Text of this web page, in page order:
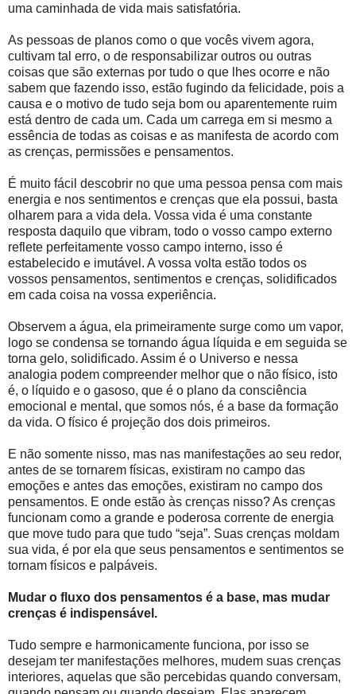
uma caminhada de vida mais satisfatória.
As pessoas de planos como o que vocês vivem agora,
cultivam tal erro, o de responsabilizar outros ou outras
coisas que são externas por tudo o que lhes ocorre e não
sabem que fazendo isso, estão fugindo da felicidade, pois a
causa e o motivo de tudo seja bom ou aparentemente ruim
está dentro de cada um. Cada um carrega em si mesmo a
essência de todas as coisas e as manifesta de acordo com
as crenças, permissões e pensamentos.
É muito fácil descobrir no que uma pessoa pensa com mais
energia e nos sentimentos e crenças que ela possui, basta
olharem para a vida dela. Vossa vida é uma constante
resposta daquilo que vibram, todo o vosso campo externo
reflete perfeitamente vosso campo interno, isso é
estabelecido e imutável. A vossa volta estão todos os
vossos pensamentos, sentimentos e crenças, solidificados
em cada coisa na vossa experiência.
Observem a água, ela primeiramente surge como um vapor,
logo se condensa se tornando água líquida e em seguida se
torna gelo, solidificado. Assim é o Universo e nessa
analogia podem compreender melhor que o não físico, isto
é, o líquido e o gasoso, que é o plano da consciência
emocional e mental, que somos nós, é a base da formação
da vida. O físico é projeção dos dois primeiros.
E não somente nisso, mas nas manifestações ao seu redor,
antes de se tornarem físicas, existiram no campo das
emoções e antes das emoções, existiram no campo dos
pensamentos. E onde estão às crenças nisso? As crenças
funcionam como a grande e poderosa corrente de energia
que move tudo para que tudo “seja”. Suas crenças moldam
sua vida, é por ela que seus pensamentos e sentimentos se
tornam físicos e palpáveis.
Mudar o fluxo dos pensamentos é a base, mas mudar
crenças é indispensável.
Tudo sempre e harmonicamente funciona, por isso se
desejam ter manifestações melhores, mudem suas crenças
interiores, aquelas que são percebidas quando conversam,